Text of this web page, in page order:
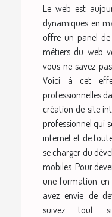
Le web est
dynamiques en
offre un panel de
métiers du web
vous ne savez
Voici à cet
professionnelles
création de site
professionnel qui
internet et de
se charger du
mobiles. Pour
une formation en
avez envie de
suivez tout